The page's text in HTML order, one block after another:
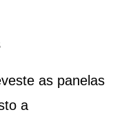
as panelas
a